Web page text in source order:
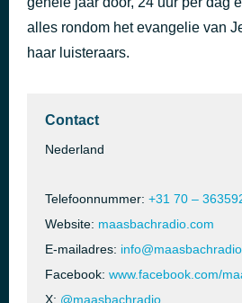
alles rondom het evangelie van
haar luisteraars.
Contact
Nederland
Telefoonnummer: +31 70 –
Website: maasbachradio.com
E-mailadres:
Facebook: www.facebook.com/
X: @maasbachradio